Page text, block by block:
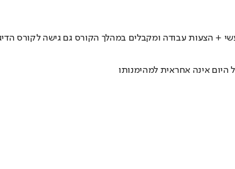
עם תעודה + ניסיון מעשי + הצעות עבודה ומקבלים במהלך הקורס גם
אינה אחראית למהימנותו